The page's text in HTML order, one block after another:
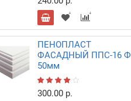
ПЕНОПЛАСТ
ФАСАДНЫЙ ППС-16 Ф
50мм
300.00 р.